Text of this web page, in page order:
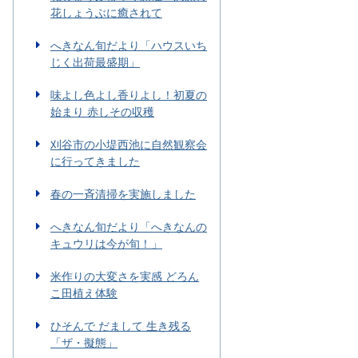
花しょうぶに癒されて
へきなん旬だより「ハウスいち
じく出荷最盛期」
味よし色よし香りよし！初夏の
始まり 赤しその収穫
刈谷市の小堤西池に自然観察会
に行ってきました
春の一斉清掃を実施しました
へきなん旬だより「へきなんの
キュウリは今が旬！」
米作りの大変さを実感 どろん
こ田植え体験
ひそんで だまして 生き残る
「ザ・擬態」